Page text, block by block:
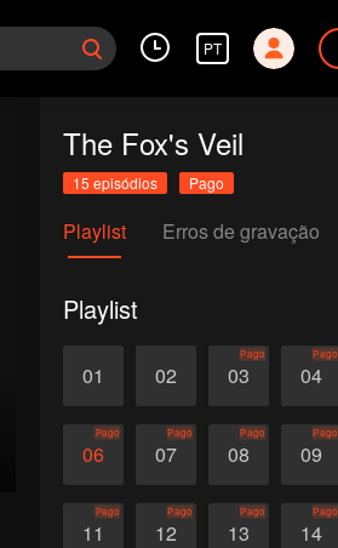
PT
The Fox's Veil
15 episódios Pago
Playlist Erros de gravação
Playlist
01 02 03
Pago
04
Pago
06
Pago
07
Pago
08
Pago
09
Pago
11
Pago
12
Pago
13
Pago
14
Pago